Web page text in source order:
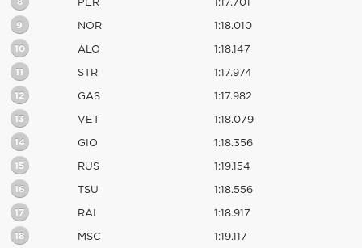
8 PER 1:17.701
9 NOR 1:18.010
10 ALO 1:18.147
11 STR 1:17.974
12 GAS 1:17.982
13 VET 1:18.079
14 GIO 1:18.356
15 RUS 1:19.154
16 TSU 1:18.556
17 RAI 1:18.917
18 MSC 1:19.117